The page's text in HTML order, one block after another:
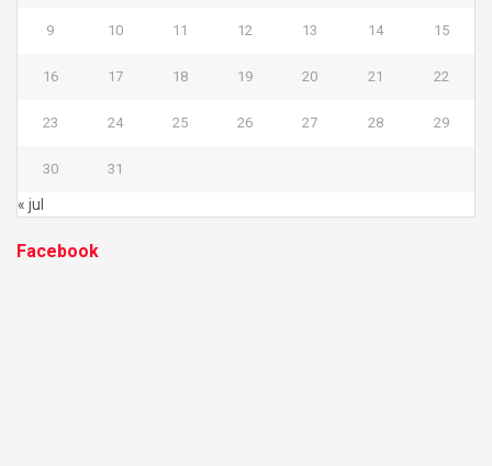
9 10 11 12 13 14 15
16 17 18 19 20 21 22
23 24 25 26 27 28 29
30 31
« jul
Facebook